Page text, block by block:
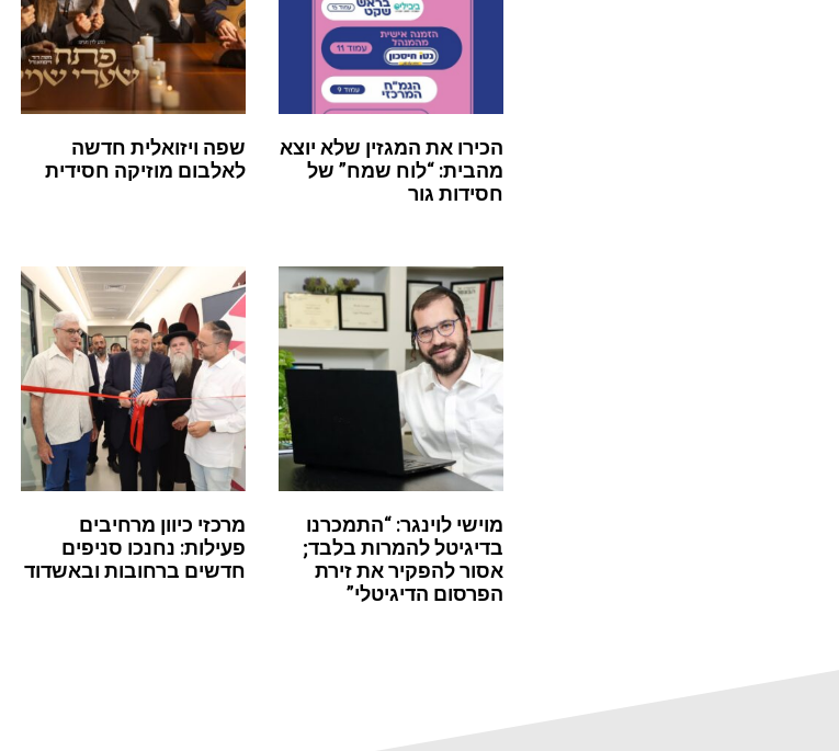
הכירו את המגזין שלא יוצא
מהבית: “לוח שמח” של
חסידות גור
שפה ויזואלית חדשה
לאלבום מוזיקה חסידית
מוישי לוינגר: “התמכרנו
בדיגיטל להמרות בלבד;
אסור להפקיר את זירת
הפרסום הדיגיטלי”
מרכזי כיוון מרחיבים
פעילות: נחנכו סניפים
חדשים ברחובות ובאשדוד